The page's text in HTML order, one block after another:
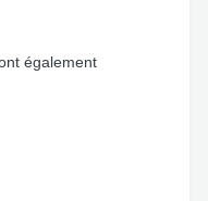
également